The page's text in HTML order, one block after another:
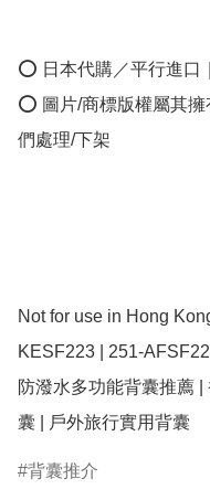
⭕ 日本代購／平行進口
⭕ 圖片/商標版權屬其
們處理/下架
Not for use in Hong
KESF223 | 251-
防潑水多功能背囊推薦
囊 | 戶外旅行實用背囊
背囊推介